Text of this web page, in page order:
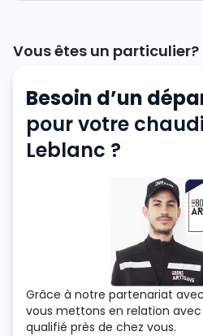
Vous êtes un particulier?
Besoin d’un
pour votre
Leblanc ?
Grâce à notre partenariat avec
vous mettons en relation
qualifié près de chez vous.